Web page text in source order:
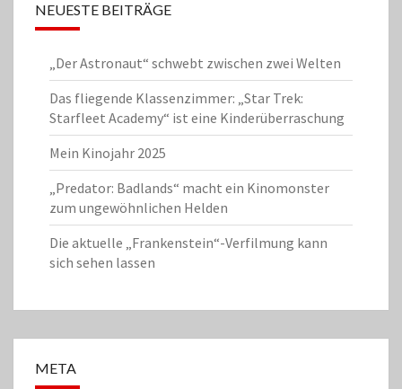
NEUESTE BEITRÄGE
„Der Astronaut“ schwebt zwischen zwei Welten
Das fliegende Klassenzimmer: „Star Trek:
Starfleet Academy“ ist eine Kinderüberraschung
Mein Kinojahr 2025
„Predator: Badlands“ macht ein Kinomonster
zum ungewöhnlichen Helden
Die aktuelle „Frankenstein“-Verfilmung kann
sich sehen lassen
META